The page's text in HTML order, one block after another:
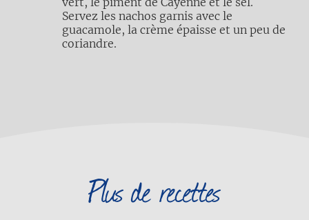
Servez les nachos garnis avec le
guacamole, la crème épaisse et un peu de
coriandre.
Plus de recettes